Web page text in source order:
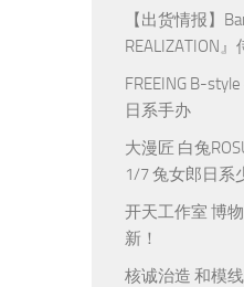
【出货情报】
REALIZATION
FREEING B-
日系手办
大漫匠 白兔
1/7 兔女郎日系
开天工作室 博
新！
核诚治造 和模